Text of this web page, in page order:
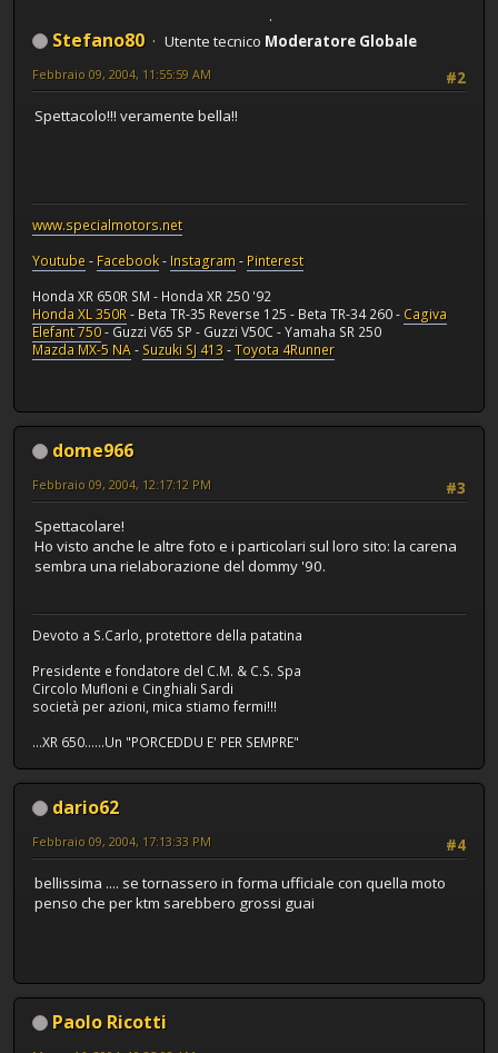
Stefano80 Utente tecnico Moderatore Globale
#2
Febbraio 09, 2004, 11:55:59 AM
Spettacolo!!! veramente bella!!
www.specialmotors.net
Youtube- Facebook- Instagram- Pinterest
Honda XR 650R SM - Honda XR 250 '92
Honda XL 350R- Beta TR-35 Reverse 125 - Beta TR-34 260 - Cagiva
Elefant 750- Guzzi V65 SP - Guzzi V50C - Yamaha SR 250
Mazda MX-5 NA- Suzuki SJ 413-Toyota 4Runner
dome966
#3
Febbraio 09, 2004, 12:17:12 PM
Spettacolare!
Ho visto anche le altre foto e i particolari sul loro sito: la carena
sembra una rielaborazione del dommy '90.
Devoto a S.Carlo, protettore della patatina
Presidente e fondatore del C.M. & C.S. Spa
Circolo Mufloni e Cinghiali Sardi
società per azioni, mica stiamo fermi!!!
...XR 650......Un "PORCEDDU E' PER SEMPRE"
dario62
#4
Febbraio 09, 2004, 17:13:33 PM
bellissima .... se tornassero in forma ufficiale con quella moto
penso che per ktm sarebbero grossi guai
Paolo Ricotti